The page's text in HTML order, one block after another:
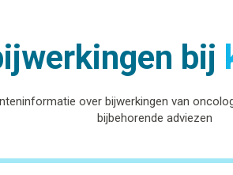
bij
over bijwerkingen van
bijbehorende adviezen